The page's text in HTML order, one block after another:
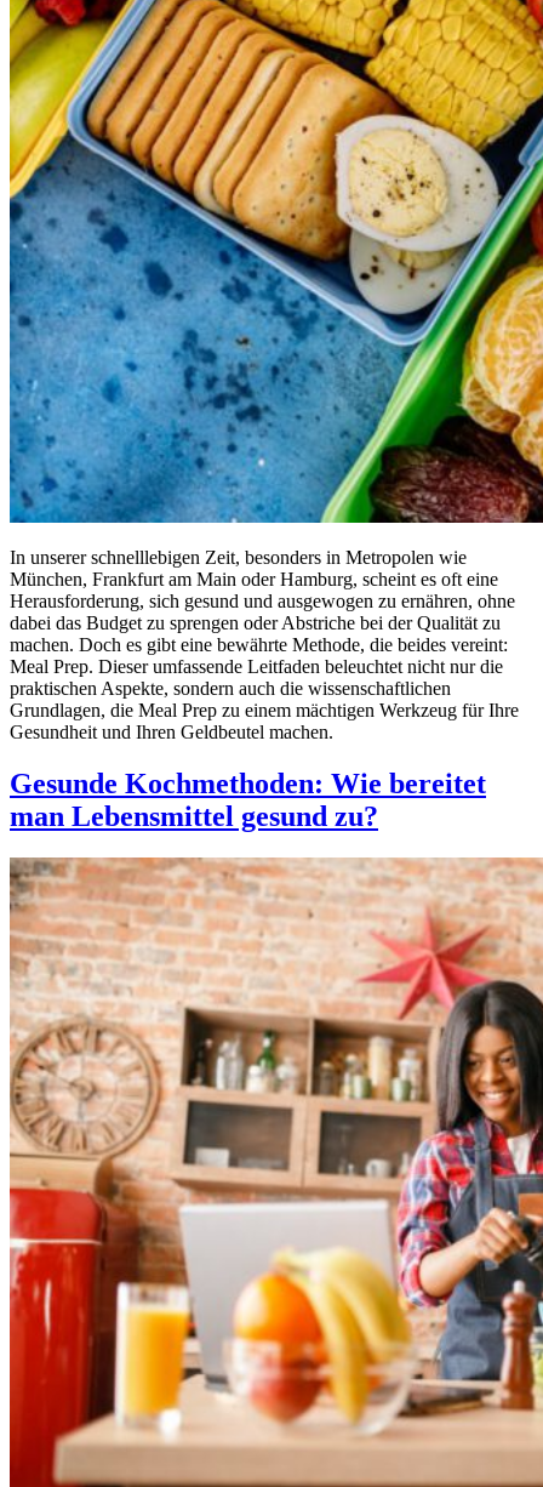
In unserer schnelllebigen Zeit, besonders in Metropolen wie
München, Frankfurt am Main oder Hamburg, scheint es oft eine
Herausforderung, sich gesund und ausgewogen zu ernähren, ohne
dabei das Budget zu sprengen oder Abstriche bei der Qualität zu
machen. Doch es gibt eine bewährte Methode, die beides vereint:
Meal Prep. Dieser umfassende Leitfaden beleuchtet nicht nur die
praktischen Aspekte, sondern auch die wissenschaftlichen
Grundlagen, die Meal Prep zu einem mächtigen Werkzeug für Ihre
Gesundheit und Ihren Geldbeutel machen.
Gesunde Kochmethoden: Wie bereitet
man Lebensmittel gesund zu?